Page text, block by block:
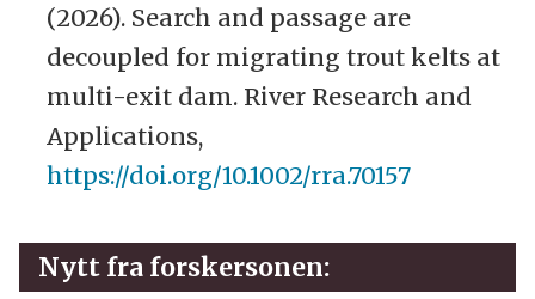
(2026). Search and passage are
decoupled for migrating trout kelts at
multi-exit dam. River Research and
Applications,
https://doi.org/10.1002/rra.70157
Nytt fra forskersonen: